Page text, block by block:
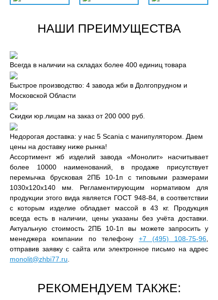
НАШИ ПРЕИМУЩЕСТВА
Всегда в наличии на складах более 400 единиц товара
Быстрое производство: 4 завода жби в Долгопрудном и
Московской Области
Скидки юр.лицам на заказ от 200 000 руб.
Недорогая доставка: у нас 5 Scania с манипулятором. Даем
цены на доставку ниже рынка!
Ассортимент жб изделий завода «Монолит» насчитывает
более 10000 наименований, в продаже присутствует
перемычка брусковая 2ПБ 10-1п с типовыми размерами
1030x120x140 мм. Регламентирующим нормативом для
продукции этого вида является ГОСТ 948-84, в соответствии
с которым изделие обладает массой в 43 кг. Продукция
всегда есть в наличии, цены указаны без учёта доставки.
Актуальную стоимость 2ПБ 10-1п вы можете запросить у
менеджера компании по телефону+7 (495) 108-75-96
отправив заявку с сайта или электронное письмо на адрес
monolit@zhbi77.ru
РЕКОМЕНДУЕМ ТАКЖЕ: